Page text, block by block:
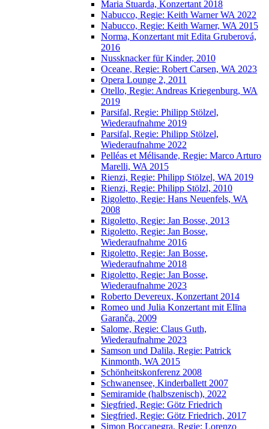
Maria Stuarda, Konzertant 2018
Nabucco, Regie: Keith Warner WA 2022
Nabucco, Regie: Keith Warner, WA 2015
Norma, Konzertant mit Edita Gruberová,
2016
Nussknacker für Kinder, 2010
Oceane, Regie: Robert Carsen, WA 2023
Opera Lounge 2, 2011
Otello, Regie: Andreas Kriegenburg, WA
2019
Parsifal, Regie: Philipp Stölzel,
Wiederaufnahme 2019
Parsifal, Regie: Philipp Stölzel,
Wiederaufnahme 2022
Pelléas et Mélisande, Regie: Marco Arturo
Marelli, WA 2015
Rienzi, Regie: Philipp Stölzel, WA 2019
Rienzi, Regie: Philipp Stölzl, 2010
Rigoletto, Regie: Hans Neuenfels, WA
2008
Rigoletto, Regie: Jan Bosse, 2013
Rigoletto, Regie: Jan Bosse,
Wiederaufnahme 2016
Rigoletto, Regie: Jan Bosse,
Wiederaufnahme 2018
Rigoletto, Regie: Jan Bosse,
Wiederaufnahme 2023
Roberto Devereux, Konzertant 2014
Romeo und Julia Konzertant mit Elīna
Garanča, 2009
Salome, Regie: Claus Guth,
Wiederaufnahme 2023
Samson und Dalila, Regie: Patrick
Kinmonth, WA 2015
Schönheitskonferenz 2008
Schwanensee, Kinderballett 2007
Semiramide (halbszenisch), 2022
Siegfried, Regie: Götz Friedrich
Siegfried, Regie: Götz Friedrich, 2017
Simon Boccanegra, Regie: Lorenzo